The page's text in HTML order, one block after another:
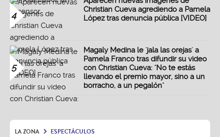
4
Christian Cueva agrediendo a Pamela
López tras denuncia pública [VIDEO]
5
Magaly Medina le 'jala las orejas' a
Pamela Franco tras difundir su video
con Christian Cueva: "No te estás
llevando el premio mayor, sino a un
borracho, a un pegalón"
LA ZONA ESPECTÁCULOS